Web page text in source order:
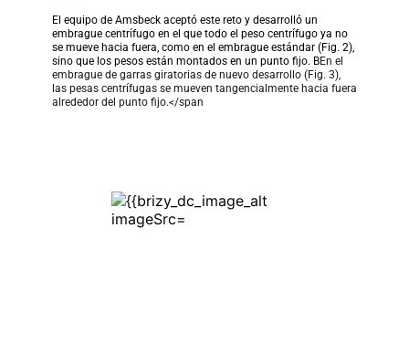
El equipo de Amsbeck aceptó este reto y desarrolló un
embrague centrífugo en el que todo el peso centrífugo ya no
se mueve hacia fuera, como en el embrague estándar (Fig. 2),
sino que los pesos están montados en un punto fijo. BEn el
embrague de garras giratorias de nuevo desarrollo (Fig. 3),
las pesas centrífugas se mueven tangencialmente hacia fuera
alrededor del punto fijo.</span